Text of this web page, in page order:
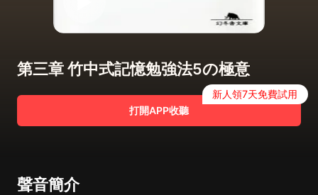
第三章 竹中式記憶勉強法5の極意
打開APP收聽
新人領7天免費試用
聲音簡介